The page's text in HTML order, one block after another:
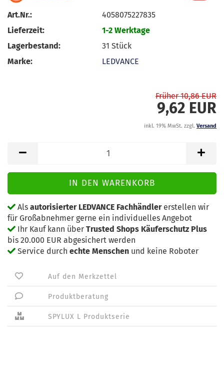
Art.Nr.:
4058075227835
Lieferzeit:
1-2 Werktage
Lagerbestand:
31Stück
Marke:
LEDVANCE
Früher 10,86 EUR
9,62 EUR
inkl. 19% MwSt. zzgl. Versand
Als autorisierter LEDVANCE Fachhändlererstellen wir
für Großabnehmer gerne ein individuelles Angebot
Ihr Kauf kann über Trusted Shops Käuferschutz Plus
bis 20.000 EUR abgesichert werden
Service durch echte Menschen und keine Roboter
Auf den Merkzettel
Produktberatung
SPYLUX L Produktserie